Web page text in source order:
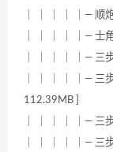
｜ ｜ ｜ ｜ ｜— 顺
｜ ｜ ｜ ｜ ｜— 士
｜ ｜ ｜ ｜ ｜— 三
｜ ｜ ｜ ｜ ｜— 三
112.39MB ]
｜ ｜ ｜ ｜ ｜— 三
｜ ｜ ｜ ｜ ｜— 三